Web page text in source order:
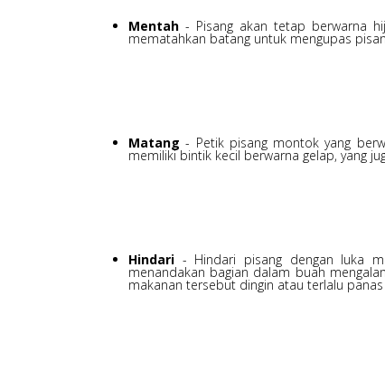
Mentah - Pisang akan tetap berwarna
mematahkan batang untuk mengupas
Matang - Petik pisang montok yang
memiliki bintik kecil berwarna gelap, yang
Hindari - Hindari pisang dengan luka
menandakan bagian dalam buah
makanan tersebut dingin atau terlalu